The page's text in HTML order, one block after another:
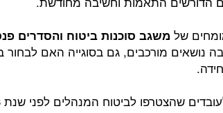
של משגב סוכנות ביטוח והסדרים
נושאים מורכבים, גם בסוגייה האם לבחור